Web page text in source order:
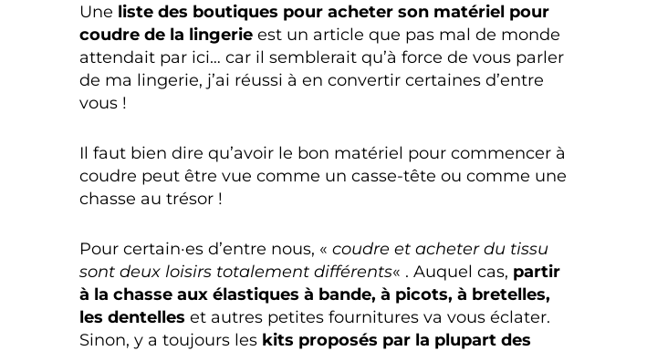
Une liste des boutiques pour acheter son matériel pour
coudre de la lingerie est un article que pas mal de monde
attendait par ici… car il semblerait qu’à force de vous parler
de ma lingerie, j’ai réussi à en convertir certaines d’entre
vous !
Il faut bien dire qu’avoir le bon matériel pour commencer à
coudre peut être vue comme un casse-tête ou comme une
chasse au trésor !
Pour certain·es d’entre nous, « coudre et acheter du tissu
sont deux loisirs totalement différents« . Auquel cas, partir
à la chasse aux élastiques à bande, à picots, à bretelles,
les dentelles et autres petites fournitures va vous éclater.
Sinon, y a toujours les kits proposés par la plupart des